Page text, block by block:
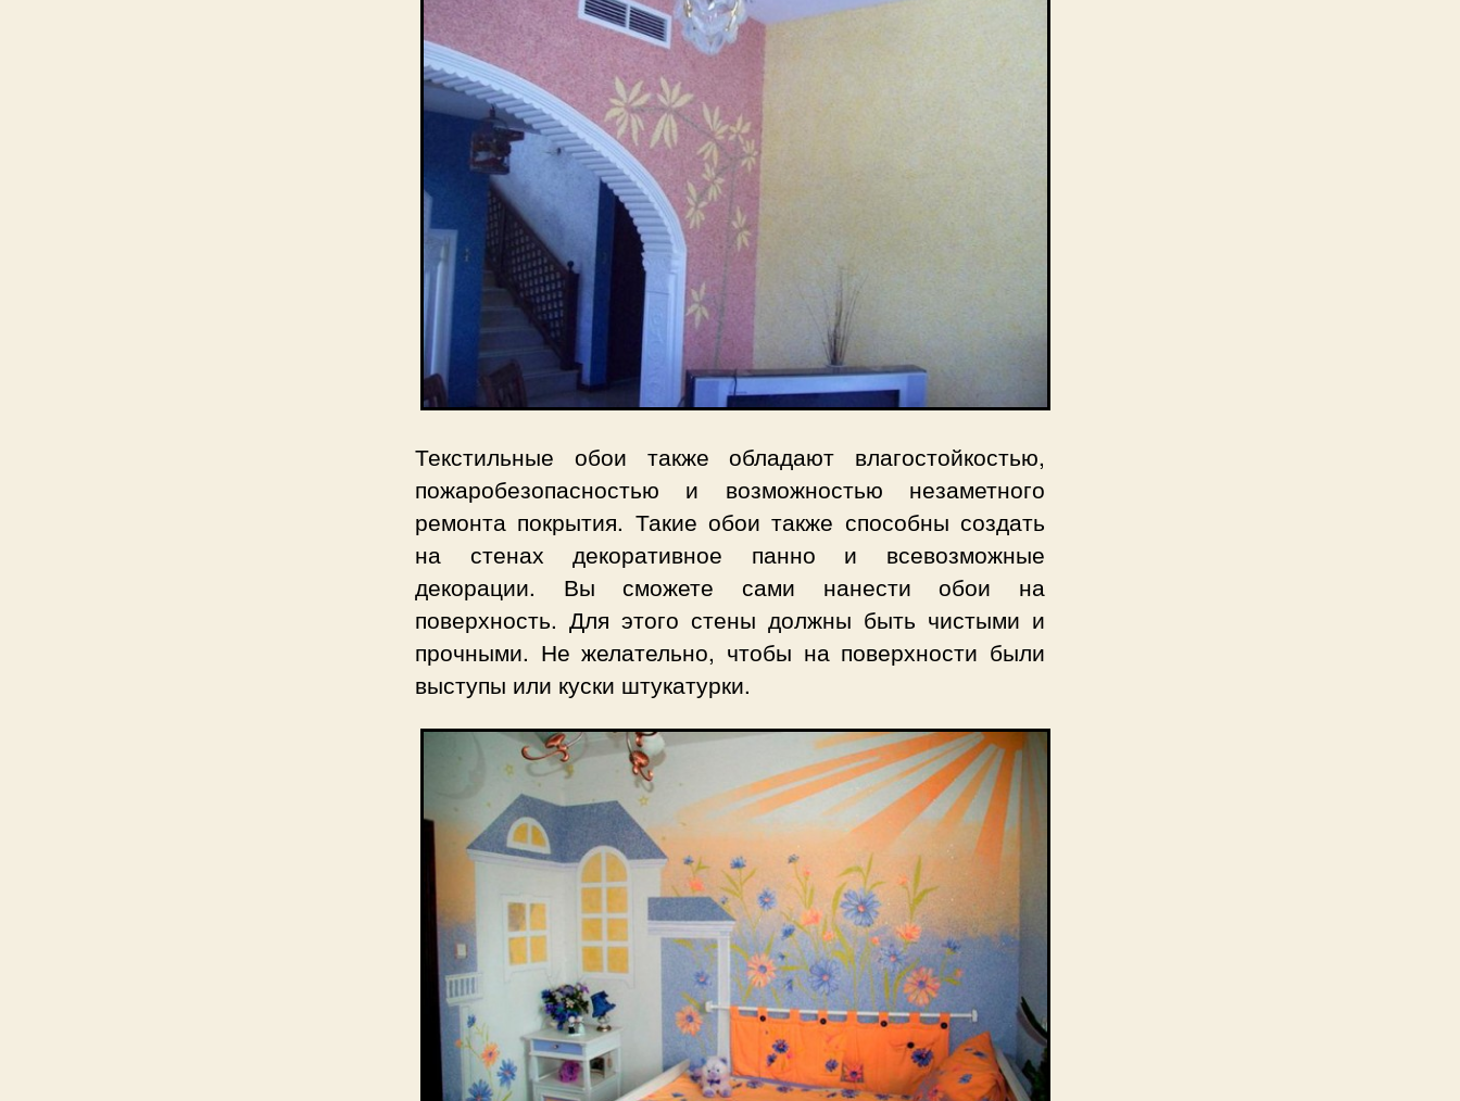
Текстильные обои также обладают влагостойкостью,
пожаробезопасностью и возможностью незаметного
ремонта покрытия. Такие обои также способны создать
на стенах декоративное панно и всевозможные
декорации. Вы сможете сами нанести обои на
поверхность. Для этого стены должны быть чистыми и
прочными. Не желательно, чтобы на поверхности были
выступы или куски штукатурки.